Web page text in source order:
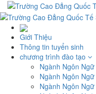
Giới Thiệu
Thông tin tuyển sinh
chương trình đào tạo
Ngành Ngôn
Ngành Ngôn Ngữ
Ngành Ngôn